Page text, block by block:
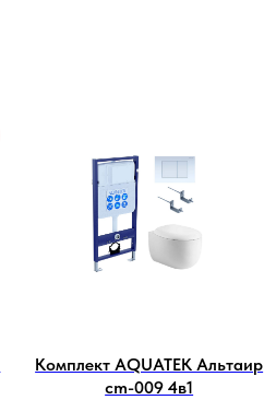
Комплект AQUATEK Альтаир
cm-009 4в1